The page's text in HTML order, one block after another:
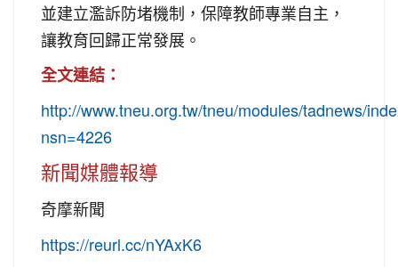
並建立濫訴防堵機制，保障教師專業自主，
讓教育回歸正常發展。
全文連結：
http://www.tneu.org.tw/tneu/modules/tadnews/
nsn=4226
新聞媒體報導
奇摩新聞
https://reurl.cc/nYAxK6